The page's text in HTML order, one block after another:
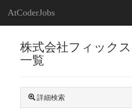
AtCoderJobs
株式会社フィック
一覧
詳細検索